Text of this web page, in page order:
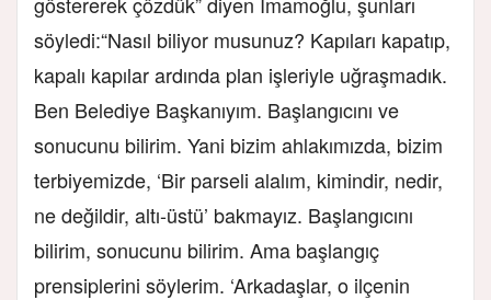
söyledi:“Nasıl biliyor musunuz? Kapıları kapatıp,
kapalı kapılar ardında plan işleriyle uğraşmadık.
Ben Belediye Başkanıyım. Başlangıcını ve
sonucunu bilirim. Yani bizim ahlakımızda, bizim
terbiyemizde, ‘Bir parseli alalım, kimindir, nedir,
ne değildir, altı-üstü’ bakmayız. Başlangıcını
bilirim, sonucunu bilirim. Ama başlangıç
prensiplerini söylerim. ‘Arkadaşlar, o ilçenin